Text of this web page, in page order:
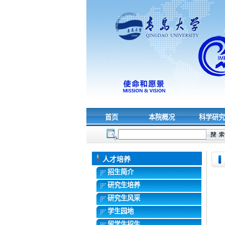
首页 本院概况 科学研
人才培养
招生简介
研究生培养
研究生风采
学生园地